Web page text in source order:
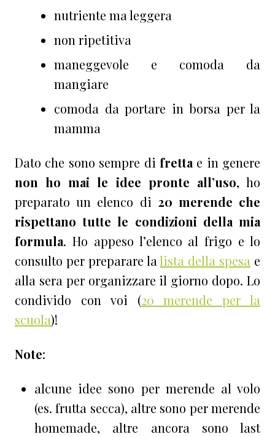
nutriente ma leggera
non ripetitiva
maneggevole e comoda da
mangiare
comoda da portare in borsa per la
mamma
Dato che sono sempre di fretta e in genere
non ho mai le idee pronte all’uso, ho
preparato un elenco di 20 merende che
rispettano tutte le condizioni della mia
formula. Ho appeso l’elenco al frigo e lo
consulto per preparare lalista della spesa e
alla sera per organizzare il giorno dopo. Lo
condivido con voi (20 merende per la
scuola)!
Note:
alcune idee sono per merende al volo
(es. frutta secca), altre sono per merende
homemade, altre ancora sono last